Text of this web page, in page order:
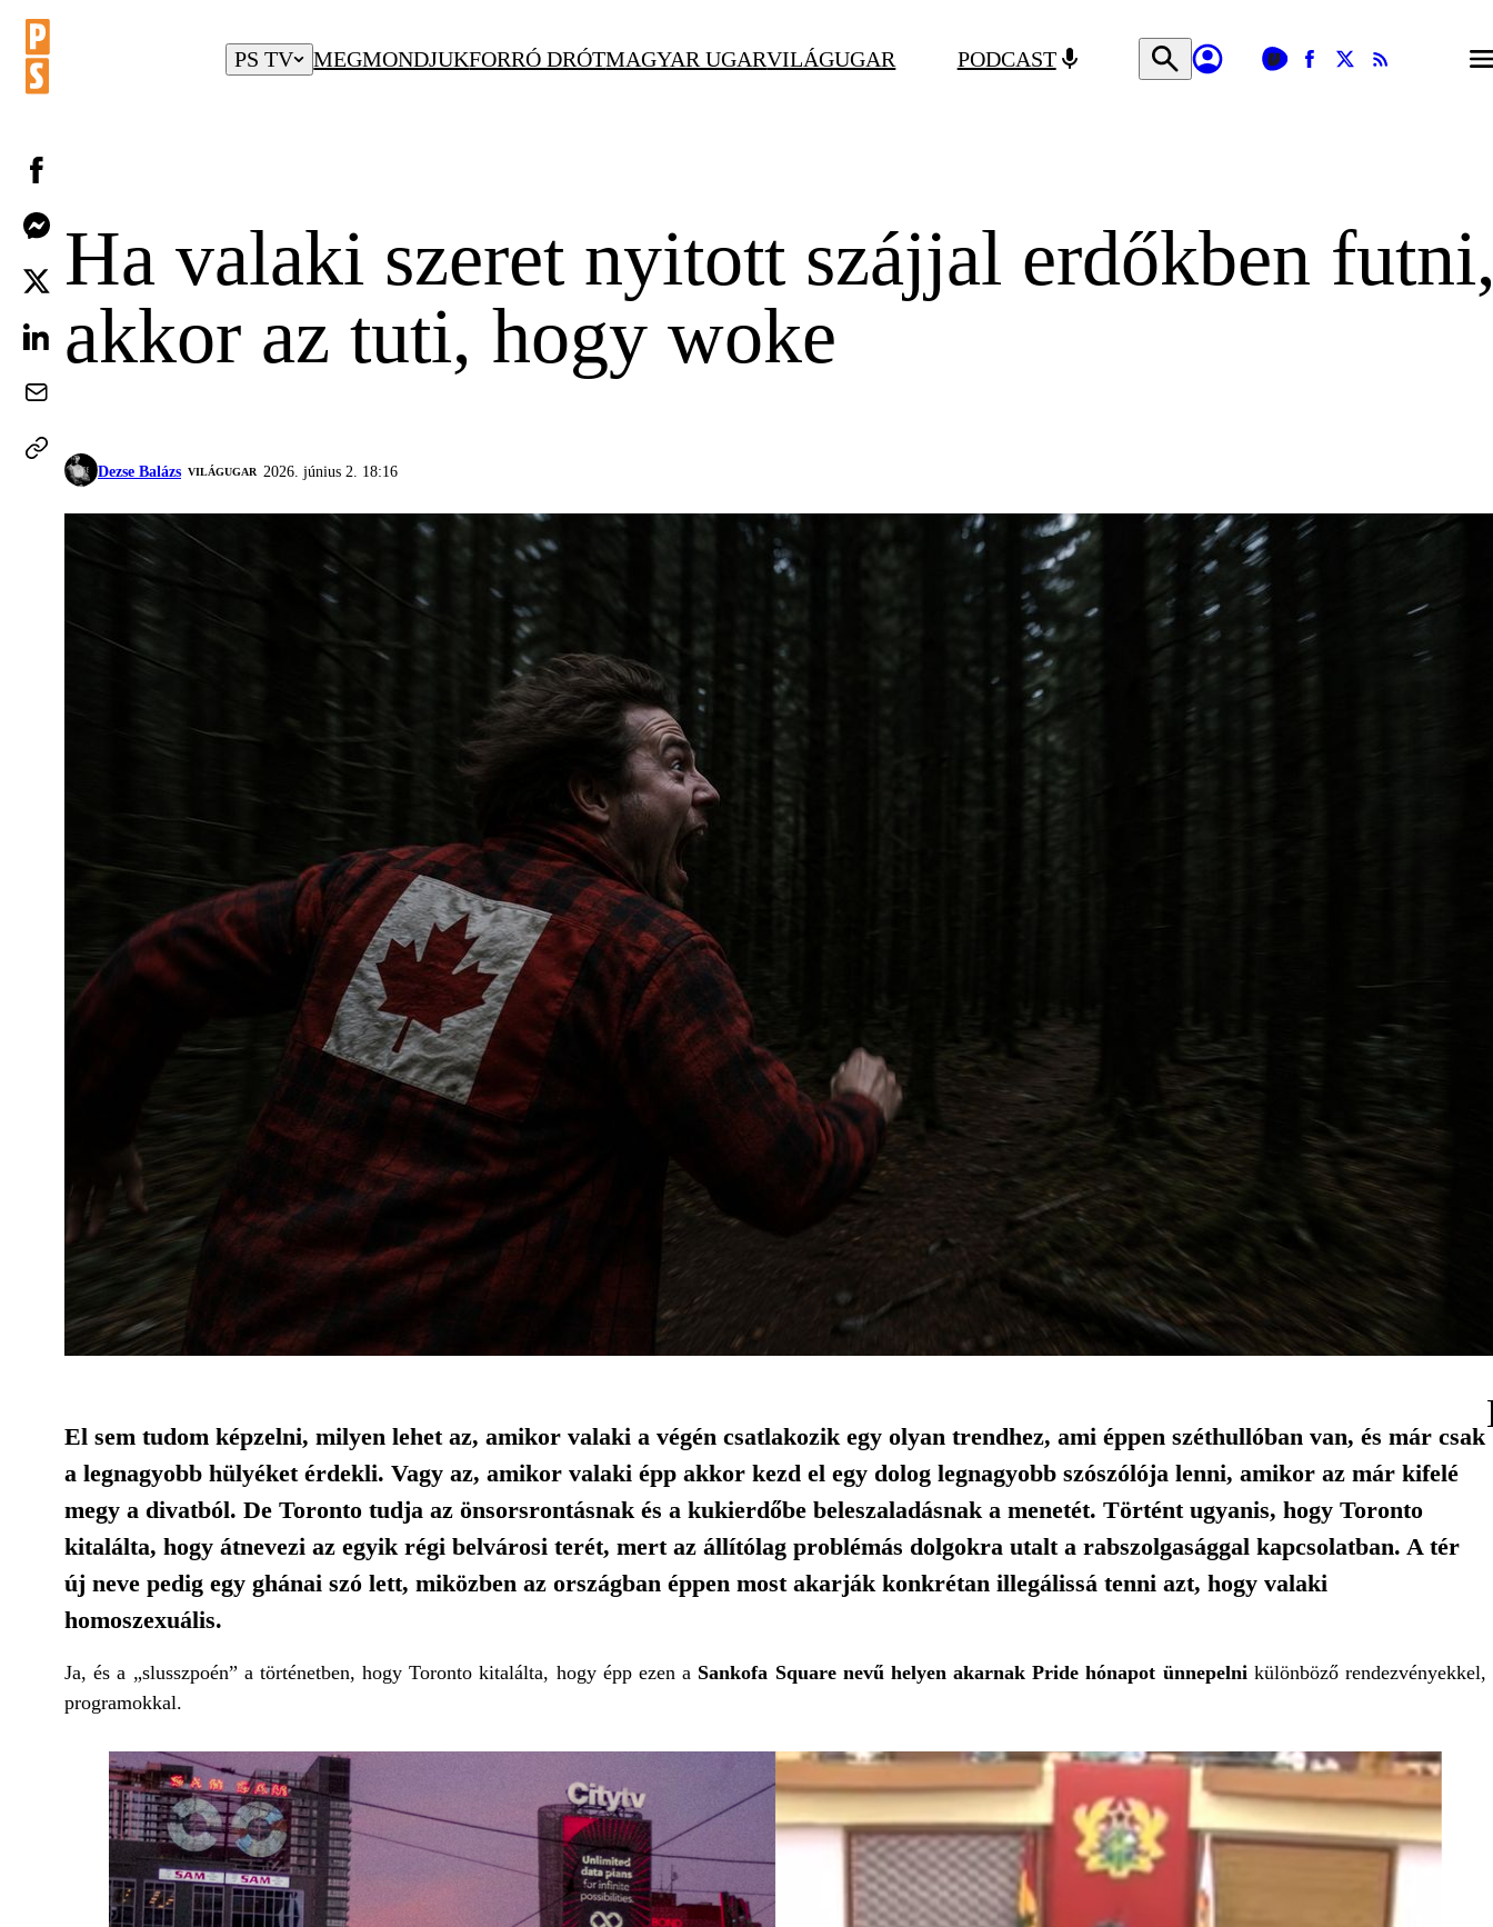
PS TV MEGMONDJUKFORRÓ DRÓTMAGYAR UGARVILÁGUGAR PODCAST
Ha valaki szeret nyitott szájjal erdőkben
akkor az tuti, hogy woke
Dezse Balázs VILÁGUGAR 2026. június 2. 18:16
El sem tudom képzelni, milyen lehet az, amikor valaki a végén csatlakozik egy olyan trendhez, ami éppen széthullóban van, és már csak
a legnagyobb hülyéket érdekli. Vagy az, amikor valaki épp akkor kezd el egy dolog legnagyobb szószólója lenni, amikor az már kifelé
megy a divatból. De Toronto tudja az önsorsrontásnak és a kukierdőbe beleszaladásnak a menetét. Történt ugyanis, hogy Toronto
kitalálta, hogy átnevezi az egyik régi belvárosi terét, mert az állítólag problémás dolgokra utalt a rabszolgasággal kapcsolatban. A tér
új neve pedig egy ghánai szó lett, miközben az országban éppen most akarják konkrétan illegálissá tenni azt, hogy valaki
homoszexuális.
Ja, és a „slusszpoén” a történetben, hogy Toronto kitalálta, hogy épp ezen a Sankofa Square nevű helyen akarnak Pride hónapot ünnepelnikülönböző rendezvényekkel,
programokkal.